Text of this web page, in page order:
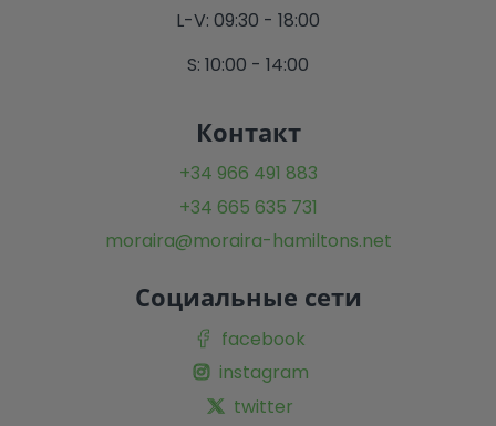
L-V: 09:30 - 18:00
S: 10:00 - 14:00
Контакт
+34 966 491 883
+34 665 635 731
moraira@moraira-hamiltons.net
Социальные сети
facebook
instagram
twitter